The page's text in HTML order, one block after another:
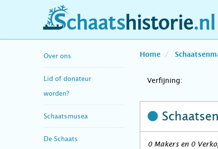
schaatshistorie.nl
Over ons
Lid of donateur
worden?
Schaatsmusea
De Schaats
Home
Verfijning:
0 Makers en 0